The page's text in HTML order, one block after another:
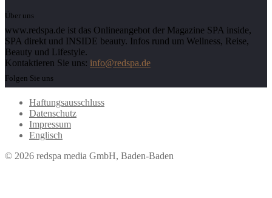
Über uns
www.redspa.de ist das Onlineangebot der Magazine SPA inside,
SPA direkt und INSIDE beauty. Infos rund um Wellness, Reise,
Beauty und Lifestyle.
Kontaktieren Sie uns: info@redspa.de
Folgen Sie uns
Haftungsausschluss
Datenschutz
Impressum
Englisch
© 2026 redspa media GmbH, Baden-Baden